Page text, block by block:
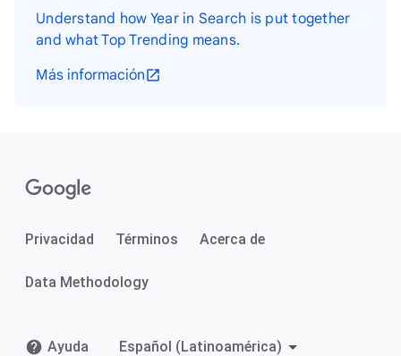
Understand how Year in Search is put together
and what Top Trending means.
Más información
Privacidad Términos Acerca de
Data Methodology
Ayuda